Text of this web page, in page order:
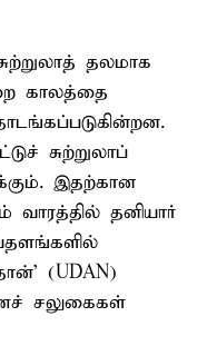
தலமாக
காலத்தை
சுற்றுலாப்
இதற்கான
வாரத்தில் தனியார்
(UDAN)
சலுகைகள்